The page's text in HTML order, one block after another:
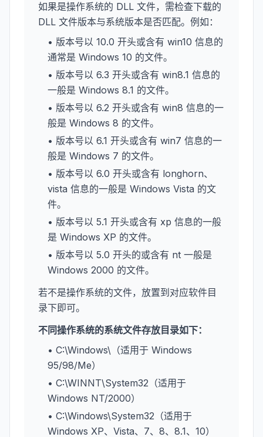
如果是操作系统的 DLL 文件，需检查下载的
DLL 文件版本与系统版本是否匹配。例如：
• 版本号以 10.0 开头或含有 win10 信息的
通常是 Windows 10 的文件。
• 版本号以 6.3 开头或含有 win8.1 信息的
一般是 Windows 8.1 的文件。
• 版本号以 6.2 开头或含有 win8 信息的一
般是 Windows 8 的文件。
• 版本号以 6.1 开头或含有 win7 信息的一
般是 Windows 7 的文件。
• 版本号以 6.0 开头或含有 longhorn、
vista 信息的一般是 Windows Vista 的文
件。
• 版本号以 5.1 开头或含有 xp 信息的一般
是 Windows XP 的文件。
• 版本号以 5.0 开头的或含有 nt 一般是
Windows 2000 的文件。
若不是操作系统的文件，放置到对应软件目
录下即可。
不同操作系统的系统文件存放目录如下：
• C:\Windows\（适用于 Windows
95/98/Me）
• C:\WINNT\System32（适用于
Windows NT/2000）
• C:\Windows\System32（适用于
Windows XP、Vista、7、8、8.1、10）